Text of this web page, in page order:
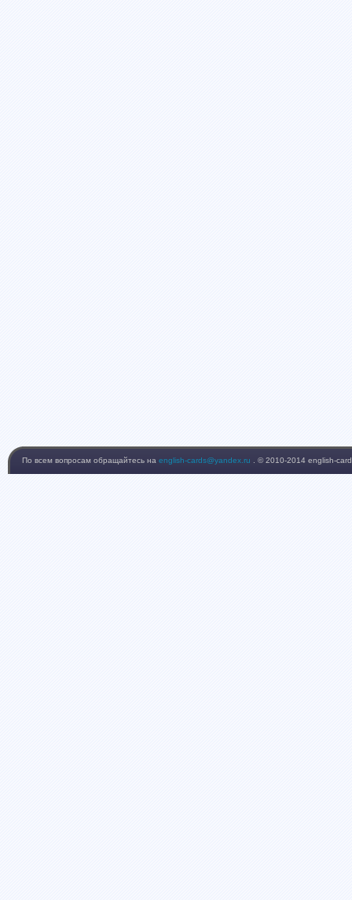
По всем вопросам обращайтесь на english-cards@yandex.ru . © 2010-2014 english-